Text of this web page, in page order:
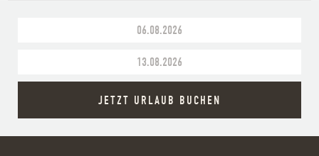
JETZT URLAUB BUCHEN